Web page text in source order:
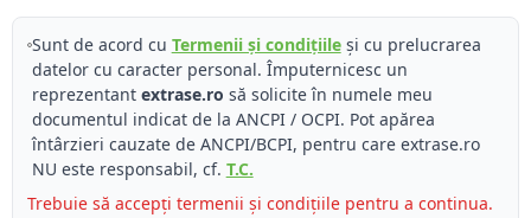
Sunt de acord cu Termenii și condițiileși cu prelucrarea
datelor cu caracter personal. Împuternicesc un
reprezentant extrase.ro să solicite în numele meu
documentul indicat de la ANCPI / OCPI. Pot apărea
întârzieri cauzate de ANCPI/BCPI, pentru care extrase.ro
NU este responsabil, cf. T.C.
Trebuie să accepți termenii și condițiile pentru a continua.